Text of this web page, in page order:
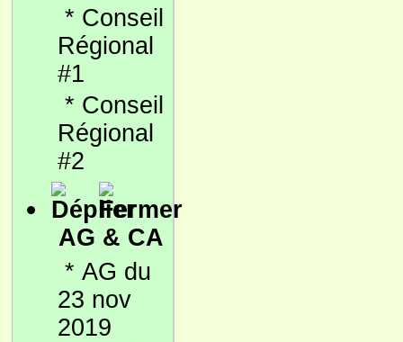
* Conseil
Régional
#1
* Conseil
Régional
#2
AG & CA
* AG du
23 nov
2019